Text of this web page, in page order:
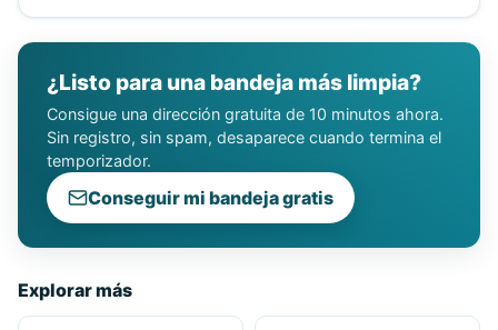
¿Listo para una bandeja más limpia?
Consigue una dirección gratuita de 10 minutos ahora.
Sin registro, sin spam, desaparece cuando termina el
temporizador.
Conseguir mi bandeja gratis
Explorar más